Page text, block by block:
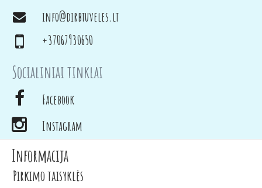
info@dirbtuveles.lt
+37067930650
Socialiniai tinklai
Facebook
Instagram
Informacija
Pirkimo taisyklės